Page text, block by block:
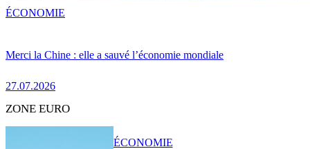
Merci la Chine : elle a sauvé l’économie mondiale
27.07.2026
ÉCONOMIE
ZONE EURO
ÉCONOMIE